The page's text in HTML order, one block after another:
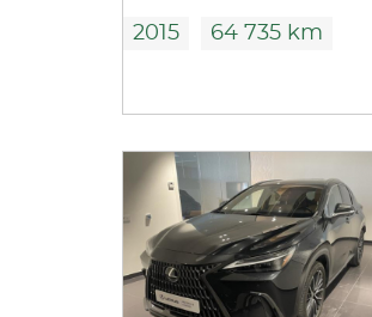
2015 64 735 km